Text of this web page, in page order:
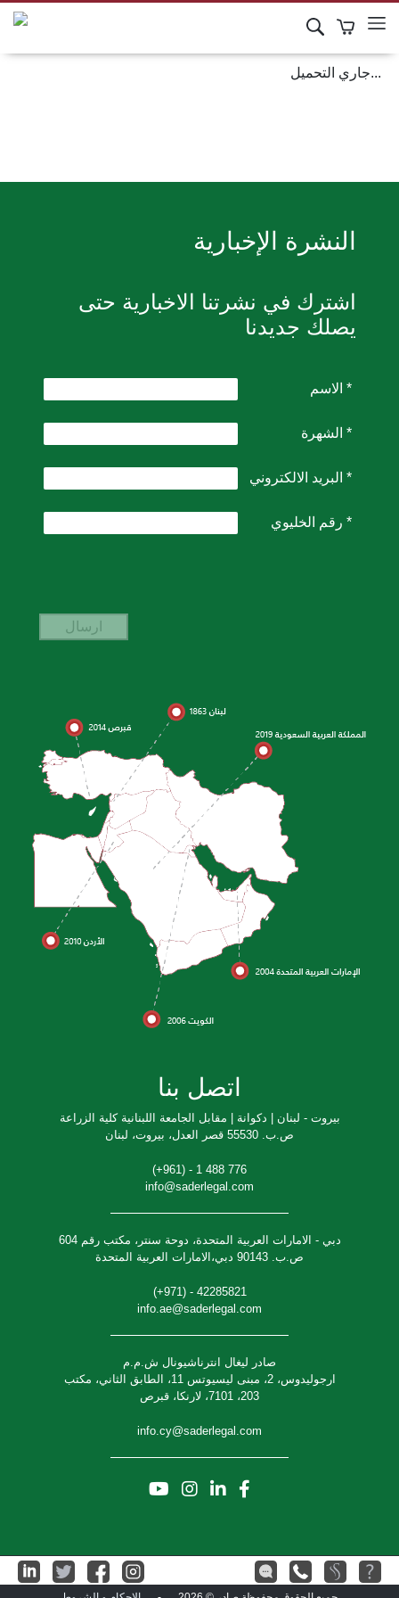
...جاري التحميل
النشرة الإخبارية
اشترك في نشرتنا الاخبارية حتى
يصلك جديدنا
* الاسم
* الشهرة
* البريد الالكتروني
* رقم الخليوي
ارسال
اتصل بنا
بيروت - لبنان | دكوانة | مقابل الجامعة اللبنانية كلية الزراعة
ص.ب. 55530 قصر العدل، بيروت، لبنان
776 488 1 - (961+)
info@saderlegal.com
دبي - الامارات العربية المتحدة، دوحة سنتر، مكتب رقم 604
ص.ب. 90143 دبي،الامارات العربية المتحدة
42285821 - (971+)
info.ae@saderlegal.com
صادر ليغال انترناشيونال ش.م.م
ارجوليدوس، 2، مبنى ليسيوتس 11، الطابق الثاني، مكتب
203، 7101، لارنكا، قبرص
info.cy@saderlegal.com